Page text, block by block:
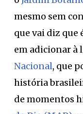
mesmo sem
que vai diz que
em adicionar à
Nacional, que
história
de momentos